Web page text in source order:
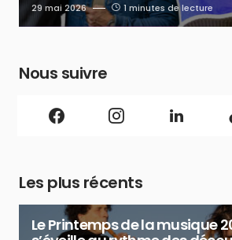
29 mai 2026 1 minutes de lecture
Nous suivre
Les plus récents
Le Printemps de la musique